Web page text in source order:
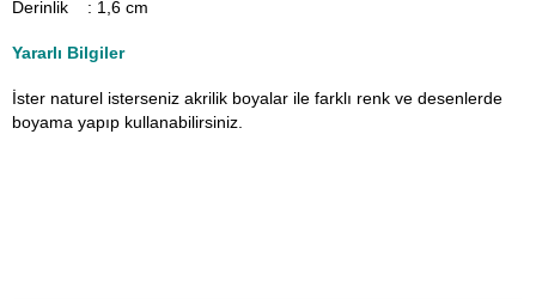
Derinlik : 1,6 cm
Yararlı Bilgiler
İster naturel isterseniz akrilik boyalar ile farklı renk ve desenlerde
boyama yapıp kullanabilirsiniz.